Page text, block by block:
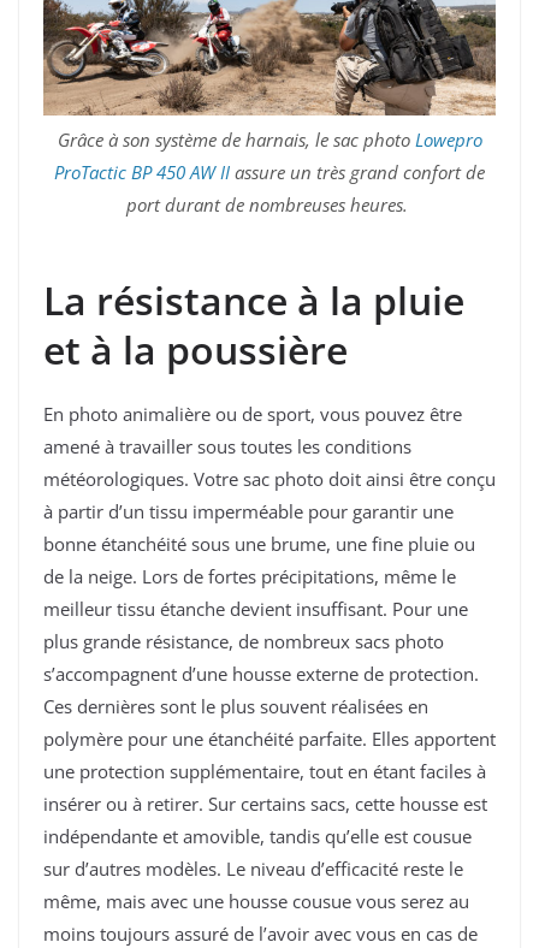
Grâce à son système de harnais, le sac photo Lowepro
ProTactic BP 450 AW II assure un très grand confort de
port durant de nombreuses heures.
La résistance à la pluie
et à la poussière
En photo animalière ou de sport, vous pouvez être
amené à travailler sous toutes les conditions
météorologiques. Votre sac photo doit ainsi être conçu
à partir d’un tissu imperméable pour garantir une
bonne étanchéité sous une brume, une fine pluie ou
de la neige. Lors de fortes précipitations, même le
meilleur tissu étanche devient insuffisant. Pour une
plus grande résistance, de nombreux sacs photo
s’accompagnent d’une housse externe de protection.
Ces dernières sont le plus souvent réalisées en
polymère pour une étanchéité parfaite. Elles apportent
une protection supplémentaire, tout en étant faciles à
insérer ou à retirer. Sur certains sacs, cette housse est
indépendante et amovible, tandis qu’elle est cousue
sur d’autres modèles. Le niveau d’efficacité reste le
même, mais avec une housse cousue vous serez au
moins toujours assuré de l’avoir avec vous en cas de